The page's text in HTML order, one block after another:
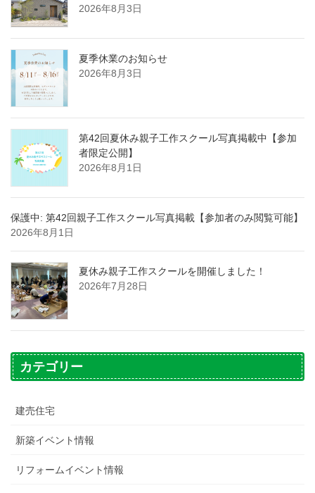
2026年8月3日
夏季休業のお知らせ
2026年8月3日
第42回夏休み親子工作スクール写真掲載中【参加
者限定公開】
2026年8月1日
保護中: 第42回親子工作スクール写真掲載【参加者のみ閲覧可能】
2026年8月1日
夏休み親子工作スクールを開催しました！
2026年7月28日
カテゴリー
建売住宅
新築イベント情報
リフォームイベント情報